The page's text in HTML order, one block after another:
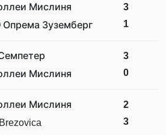
Мислиня
Опрема Зуземберг
3
1
Мислиня
3
0
Мислиня
2
3